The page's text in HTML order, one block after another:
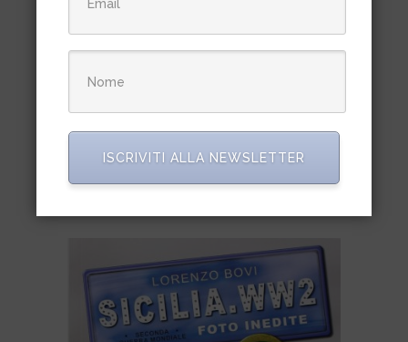
Sicilia!
€6,00
ISCRIVITI ALLA NEWSLETTER